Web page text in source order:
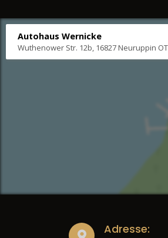
Autohaus Wernicke
Wuthenower Str. 12b, 16827 Neuruppin
Adresse: